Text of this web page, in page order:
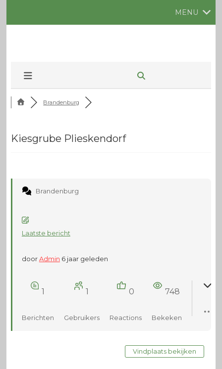
MENU
Brandenburg
Kiesgrube Plieskendorf
Brandenburg
Laatste bericht
doorAdmin 6 jaar geleden
1
Berichten
1
Gebruikers
0
Reactions
748
Bekeken
Vindplaats bekijken